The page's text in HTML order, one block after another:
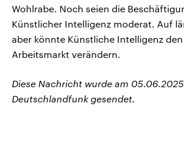
Wohlrabe. Noch seien die
Künstlicher Intelligenz moderat. Auf
aber könnte Künstliche Intelligenz
Arbeitsmarkt verändern.
Diese Nachricht wurde am
Deutschlandfunk gesendet.